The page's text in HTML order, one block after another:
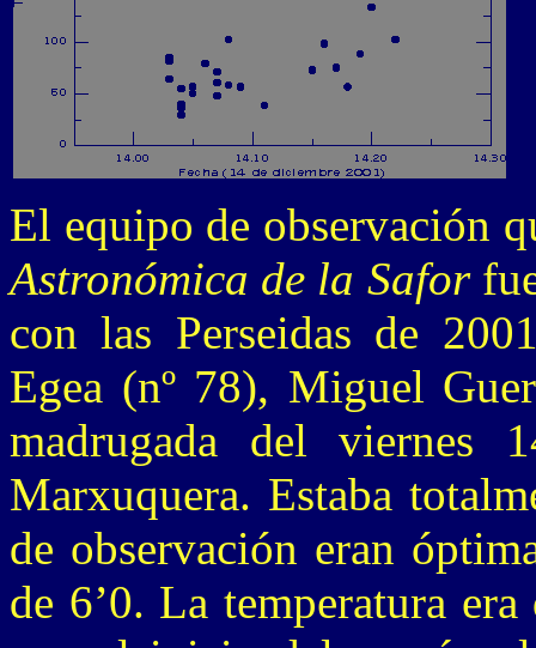
El equipo de observación
Astronómica de la Safor
con las Perseidas de
Egea (nº 78), Miguel
madrugada del viernes
Marxuquera. Estaba
de observación eran
de 6’0. La temperatura